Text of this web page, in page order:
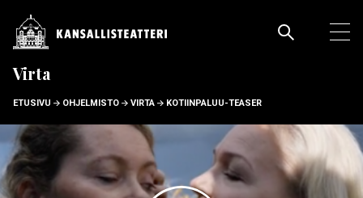
pääsisältöön
Virta
MURUPOLKU
ETUSIVU OHJELMISTO VIRTA KOTIINPALUU-TEASER